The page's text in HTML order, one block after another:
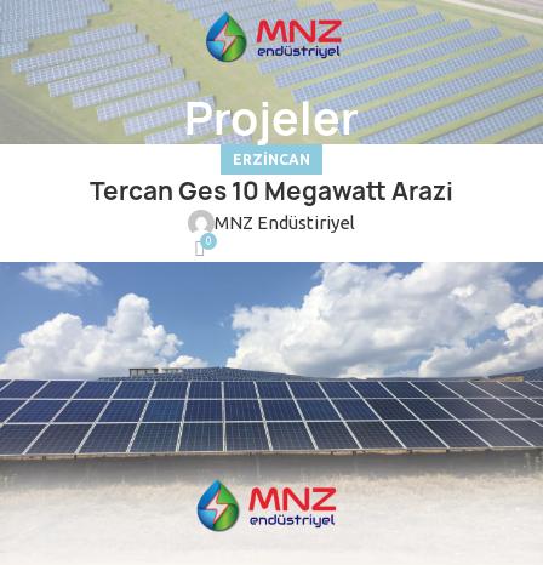
Projeler
ERZINCAN
Tercan Ges 10 Megawatt Arazi
MNZ Endüstiriyel
0